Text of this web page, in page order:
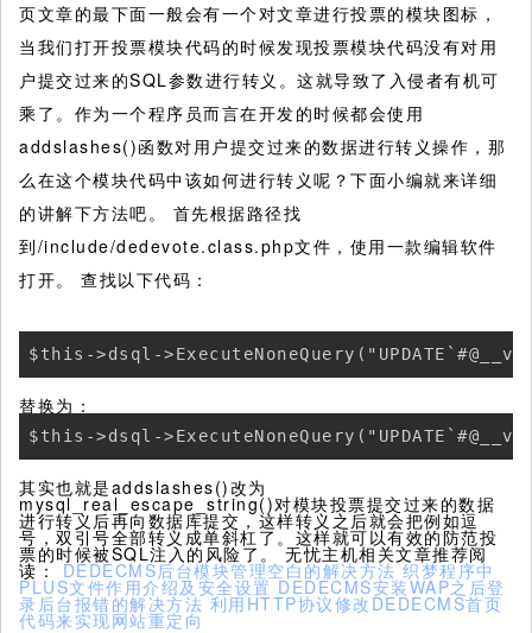
页文章的最下面一般会有一个对文章进行投票的模块图标，
当我们打开投票模块代码的时候发现投票模块代码没有对用
户提交过来的SQL参数进行转义。这就导致了入侵者有机可
乘了。作为一个程序员而言在开发的时候都会使用
addslashes()函数对用户提交过来的数据进行转义操作，那
么在这个模块代码中该如何进行转义呢？下面小编就来详细
的讲解下方法吧。 首先根据路径找
到/include/dedevote.class.php文件，使用一款编辑软件
打开。 查找以下代码：
$this->dsql-
替换为：
$this->dsql-
其实也就是addslashes()改为
mysql_real_escape_string()对模块投票提交过来的数据
进行转义后再向数据库提交，这样转义之后就会把例如逗
号，双引号全部转义成单斜杠了。这样就可以有效的防范投
票的时候被SQL注入的风险了。 无忧主机相关文章推荐阅
读： DEDECMS后台模块管理空白的解决方法 织梦程序中
PLUS文件作用介绍及安全设置 DEDECMS安装WAP之后登
录后台报错的解决方法 利用HTTP协议修改DEDECMS首页
代码来实现网站重定向